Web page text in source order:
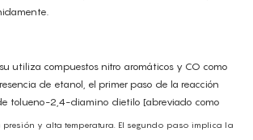
utiliza compuestos nitro aromáticos y CO como
de etanol, el primer paso de la reacción
tolueno-2,4-diamino dietilo [abreviado como
y alta temperatura. El segundo paso implica la